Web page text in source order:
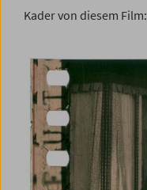
Kader von diesem Film: